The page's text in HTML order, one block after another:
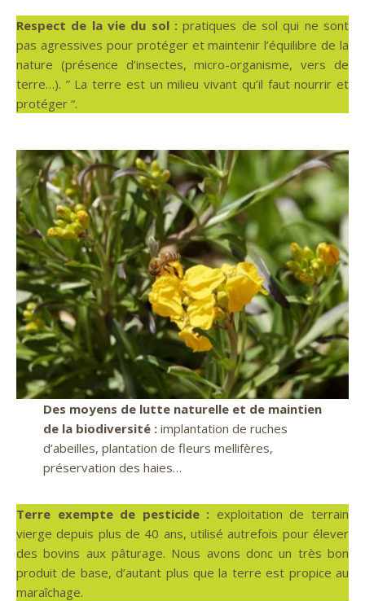
Respect de la vie du sol : pratiques de sol qui ne sont
pas agressives pour protéger et maintenir l’équilibre de la
nature (présence d’insectes, micro-organisme, vers de
terre…). ” La terre est un milieu vivant qu’il faut nourrir et
protéger “.
Des moyens de lutte naturelle et de maintien
de la biodiversité :implantation de ruches
d’abeilles, plantation de fleurs mellifères,
préservation des haies…
Terre exempte de pesticide : exploitation de terrain
vierge depuis plus de 40 ans, utilisé autrefois pour élever
des bovins aux pâturage. Nous avons donc un très bon
produit de base, d’autant plus que la terre est propice au
maraîchage.